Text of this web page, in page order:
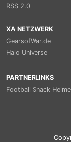
RSS 2.0
XA NETZWERK
GearsofWar.de
Halo Universe
PARTNERLINKS
Football Snack Helme